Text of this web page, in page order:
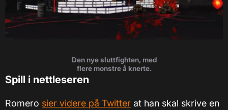
Den nye sluttfighten, med
flere monstre å knerte.
Spill i nettleseren
Romero sier videre på Twitter at han skal skrive en